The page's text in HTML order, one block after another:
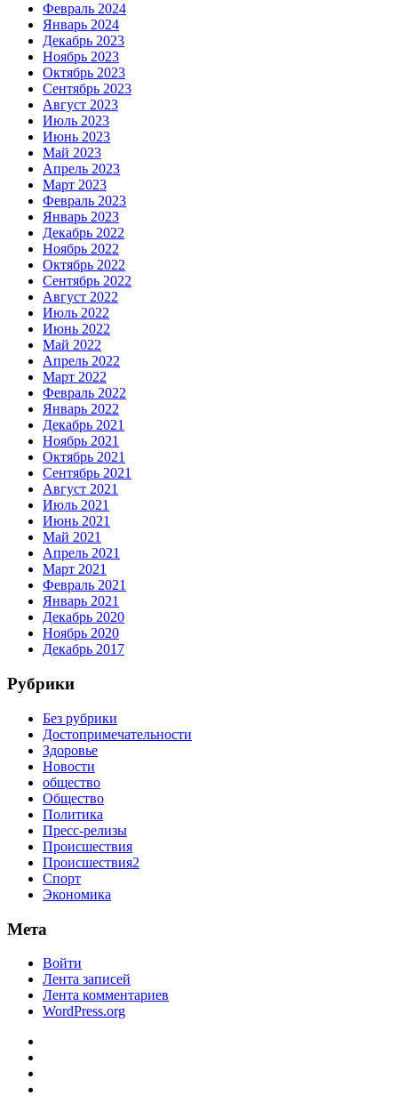
Февраль 2024
Январь 2024
Декабрь 2023
Ноябрь 2023
Октябрь 2023
Сентябрь 2023
Август 2023
Июль 2023
Июнь 2023
Май 2023
Апрель 2023
Март 2023
Февраль 2023
Январь 2023
Декабрь 2022
Ноябрь 2022
Октябрь 2022
Сентябрь 2022
Август 2022
Июль 2022
Июнь 2022
Май 2022
Апрель 2022
Март 2022
Февраль 2022
Январь 2022
Декабрь 2021
Ноябрь 2021
Октябрь 2021
Сентябрь 2021
Август 2021
Июль 2021
Июнь 2021
Май 2021
Апрель 2021
Март 2021
Февраль 2021
Январь 2021
Декабрь 2020
Ноябрь 2020
Декабрь 2017
Рубрики
Без рубрики
Достопримечательности
Здоровье
Новости
общество
Общество
Политика
Пресс-релизы
Происшествия
Происшествия2
Спорт
Экономика
Мета
Войти
Лента записей
Лента комментариев
WordPress.org